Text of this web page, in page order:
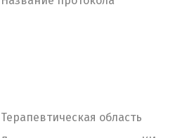
Терапевтическая область